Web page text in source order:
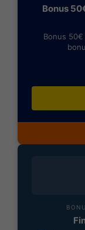
Bonus
Bonus